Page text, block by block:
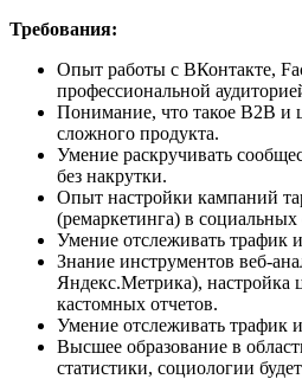
Требования:
Опыт работы с ВКонтакте,
профессиональной
Понимание, что такое В2В и
сложного продукта.
Умение раскручивать
без накрутки.
Опыт настройки кампаний
(ремаркетинга) в социальных
Умение отслеживать трафик
Знание инструментов веб-
Яндекс.Метрика), настройка
кастомных отчетов.
Умение отслеживать трафик
Высшее образование в
статистики, социологии